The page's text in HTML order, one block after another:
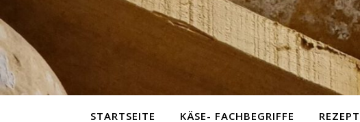
STARTSEITE KÄSE- FACHBEGRIFFE